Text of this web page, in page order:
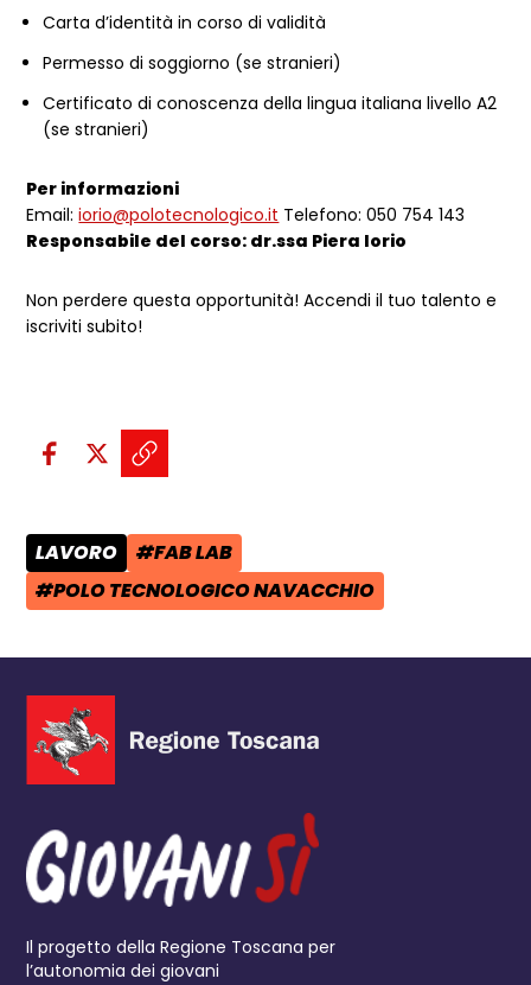
Carta d’identità in corso di validità
Permesso di soggiorno (se stranieri)
Certificato di conoscenza della lingua italiana livello A2
(se stranieri)
Per informazioni
Email:iorio@polotecnologico.it Telefono: 050 754 143
Responsabile del corso: dr.ssa Piera Iorio
Non perdere questa opportunità! Accendi il tuo talento e
iscriviti subito!
Condividi sui social:
Condividi su Facebook - apre
Condividi su X - apre una
Copia il link e condividi -
CATEGORIA POST:
LAVORO TAG:
#FAB LAB
TAG:
#POLO TECNOLOGICO NAVACCHIO
Il progetto della Regione Toscana per
l’autonomia dei giovani